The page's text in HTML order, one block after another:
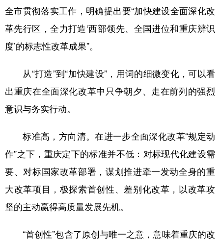
全市贯彻落实工作，明确提出要“加快建设全面深化改
革先行区，全力打造‘西部领先、全国进位和重庆辨识
度’的标志性改革成果”。
从“打造”到“加快建设”，用词的细微变化，可以看
出重庆在全面深化改革中只争朝夕、走在前列的强烈
意识与务实行动。
标准高，方向清。在进一步全面深化改革“规定动
作”之下，重庆定下的标准并不低：对标现代化建设需
要、对标国家改革部署，谋划推进牵一发动全身的重
大改革项目，极探索首创性、差别化改革，以改革攻
坚的主动赢得高质量发展先机。
“首创性”包含了原创与唯一之意，意味着重庆的改